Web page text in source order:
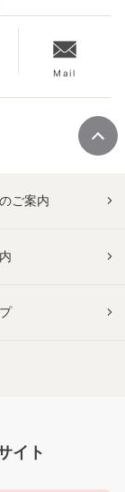
Mail
ご案内
イト